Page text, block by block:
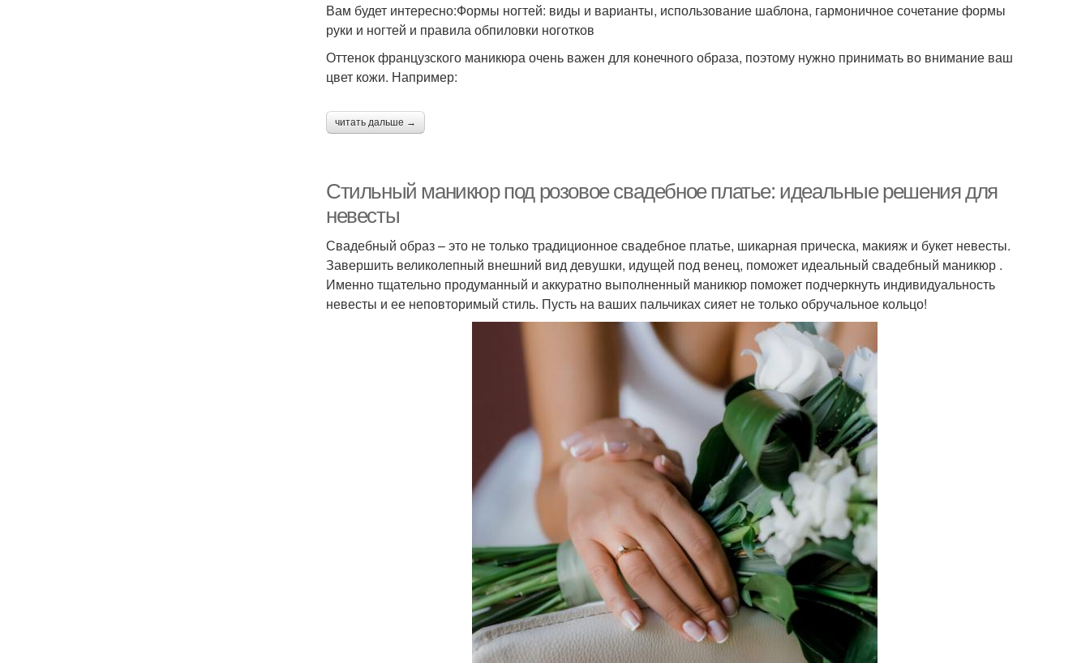
Вам будет интересно:Формы ногтей: виды и варианты, использование шаблона, гармоничное сочетание формы
руки и ногтей и правила обпиловки ноготков
Оттенок французского маникюра очень важен для конечного образа, поэтому нужно принимать во внимание ваш
цвет кожи. Например:
читать дальше →
Стильный маникюр под розовое свадебное платье: идеальные решения для
невесты
Свадебный образ – это не только традиционное свадебное платье, шикарная прическа, макияж и букет невесты.
Завершить великолепный внешний вид девушки, идущей под венец, поможет идеальный свадебный маникюр .
Именно тщательно продуманный и аккуратно выполненный маникюр поможет подчеркнуть индивидуальность
невесты и ее неповторимый стиль. Пусть на ваших пальчиках сияет не только обручальное кольцо!